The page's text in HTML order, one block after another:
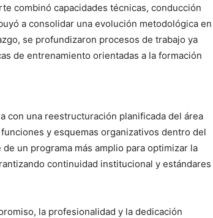
combinó capacidades técnicas, conducción
a consolidar una evolución metodológica en
se profundizaron procesos de trabajo ya
de entrenamiento orientadas a la formación
con una reestructuración planificada del área
y esquemas organizativos dentro del
un programa más amplio para optimizar la
continuidad institucional y estándares
la profesionalidad y la dedicación